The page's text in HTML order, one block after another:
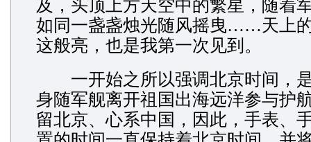
及，头顶上方天空中的繁星，随着
如同一盏盏烛光随风摇曳……天上
这般亮，也是我第一次见到。
一开始之所以强调北京时间，
身随军舰离开祖国出海远洋参与护
留北京、心系中国，因此，手表、